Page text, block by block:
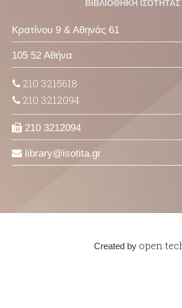
ΒΙΒΛΙΟΘΗΚΗ ΙΣΟΤΗΤΑΣ
Κρατίνου 9 & Αθηνάς 61
105 52 Αθήνα
210 3215618
210 3212094
210 3212094
library isotita gr
Created by